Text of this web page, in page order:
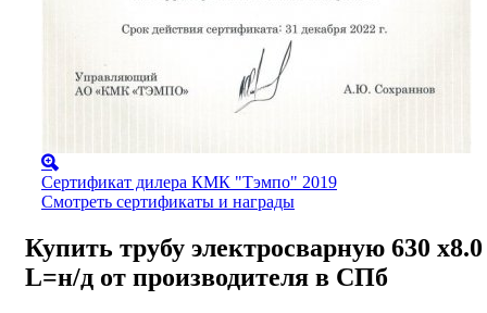
Сертификат дилера КМК "Тэмпо" 2019
Смотреть сертификаты и награды
Купить трубу электросварную 630 х8.0
L=н/д от производителя в СПб